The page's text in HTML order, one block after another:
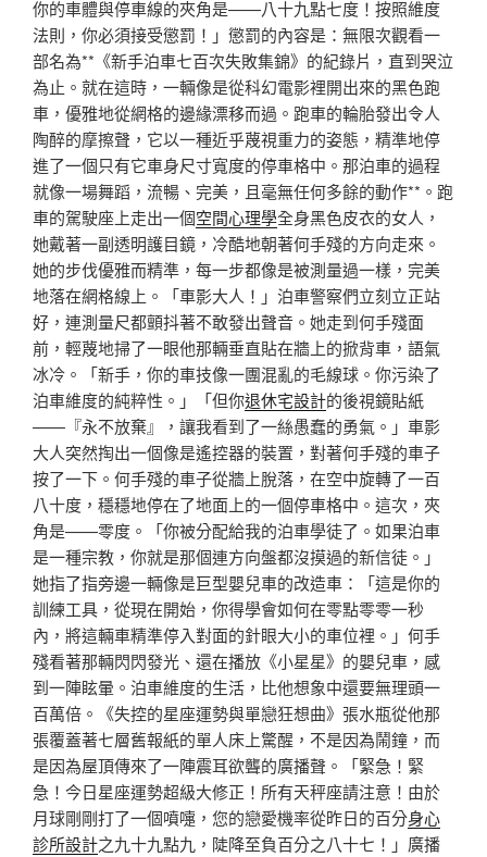
你的車體與停車線的夾角是——八十九點七度！按照維度
法則，你必須接受懲罰！」懲罰的內容是：無限次觀看一
部名為**《新手泊車七百次失敗集錦》的紀錄片，直到哭泣
為止。就在這時，一輛像是從科幻電影裡開出來的黑色跑
車，優雅地從網格的邊緣漂移而過。跑車的輪胎發出令人
陶醉的摩擦聲，它以一種近乎蔑視重力的姿態，精準地停
進了一個只有它車身尺寸寬度的停車格中。那泊車的過程
就像一場舞蹈，流暢、完美，且毫無任何多餘的動作**。跑
車的駕駛座上走出一個空間心理學全身黑色皮衣的女人，
她戴著一副透明護目鏡，冷酷地朝著何手殘的方向走來。
她的步伐優雅而精準，每一步都像是被測量過一樣，完美
地落在網格線上。「車影大人！」泊車警察們立刻立正站
好，連測量尺都顫抖著不敢發出聲音。她走到何手殘面
前，輕蔑地掃了一眼他那輛垂直貼在牆上的掀背車，語氣
冰冷。「新手，你的車技像一團混亂的毛線球。你污染了
泊車維度的純粹性。」「但你退休宅設計的後視鏡貼紙
——『永不放棄』，讓我看到了一絲愚蠢的勇氣。」車影
大人突然掏出一個像是遙控器的裝置，對著何手殘的車子
按了一下。何手殘的車子從牆上脫落，在空中旋轉了一百
八十度，穩穩地停在了地面上的一個停車格中。這次，夾
角是——零度。「你被分配給我的泊車學徒了。如果泊車
是一種宗教，你就是那個連方向盤都沒摸過的新信徒。」
她指了指旁邊一輛像是巨型嬰兒車的改造車：「這是你的
訓練工具，從現在開始，你得學會如何在零點零零一秒
內，將這輛車精準停入對面的針眼大小的車位裡。」何手
殘看著那輛閃閃發光、還在播放《小星星》的嬰兒車，感
到一陣眩暈。泊車維度的生活，比他想象中還要無理頭一
百萬倍。《失控的星座運勢與單戀狂想曲》張水瓶從他那
張覆蓋著七層舊報紙的單人床上驚醒，不是因為鬧鐘，而
是因為屋頂傳來了一陣震耳欲聾的廣播聲。「緊急！緊
急！今日星座運勢超級大修正！所有天秤座請注意！由於
月球剛剛打了一個噴嚏，您的戀愛機率從昨日的百分身心
診所設計之九十九點九，陡降至負百分之八十七！」廣播